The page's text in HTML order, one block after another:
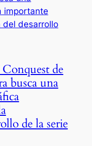
Conquest de
busca una
de la serie